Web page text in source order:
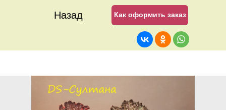
Назад Как оформить заказ